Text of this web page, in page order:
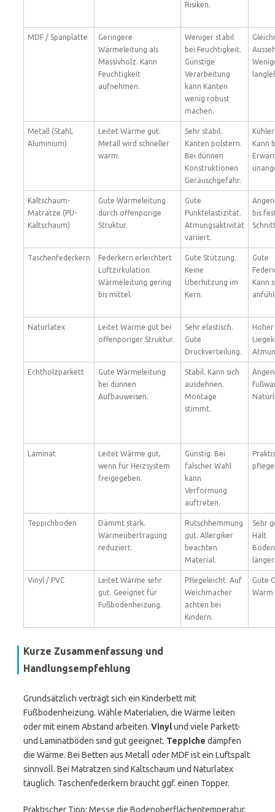
Risiken.
MDF / Spanplatte
Geringere
Wärmeleitung als
Massivholz. Kann
Feuchtigkeit
aufnehmen.
Weniger stabil
bei Feuchtigkeit.
Günstige
Verarbeitung
kann Kanten
wenig robust
machen.
Metall (Stahl,
Aluminium)
Leitet Wärme gut.
Metall wird schneller
warm.
Sehr stabil.
Kanten polstern.
Bei dünnen
Konstruktionen
Geräuschgefahr.
Kann
Kaltschaum-
Matratze (PU-
Kaltschaum)
Gute Wärmeleitung
durch offenporige
Struktur.
Gute
Punktelastizität.
Atmungsaktivität
variiert.
bis
Taschenfederkern
Federkern erleichtert
Luftzirkulation.
Wärmeleitung gering
bis mittel.
Gute Stützung.
Keine
Überhitzung im
Kern.
Gute
Kann
Naturlatex
Leitet Wärme gut bei
offenporiger Struktur.
Sehr elastisch.
Gute
Druckverteilung.
Hoher
Echtholzparkett
Gute Wärmeleitung
bei dünnen
Aufbauweisen.
Stabil. Kann sich
ausdehnen.
Montage
stimmt.
Laminat
Leitet Wärme gut,
wenn für Heizsystem
freigegeben.
Günstig. Bei
falscher Wahl
kann
Verformung
auftreten.
Teppichboden
Dämmt stark.
Wärmeübertragung
reduziert.
Rutschhemmung
gut. Allergiker
beachten
Material.
Sehr
Hält
länger.
Vinyl / PVC
Leitet Wärme sehr
gut. Geeignet für
Fußbodenheizung.
Pflegeleicht. Auf
Weichmacher
achten bei
Kindern.
Gute
Warm
Kurze Zusammenfassung und
Handlungsempfehlung
Grundsätzlich verträgt sich ein Kinderbett mit
Fußbodenheizung. Wähle Materialien, die Wärme leiten
oder mit einem Abstand arbeiten. Vinylund viele Parkett-
und Laminatböden sind gut geeignet. Teppiche dämpfen
die Wärme. Bei Betten aus Metall oder MDF ist ein Luftspalt
sinnvoll. Bei Matratzen sind Kaltschaum und Naturlatex
tauglich. Taschenfederkern braucht ggf. einen Topper.
Praktischer Tipp: Messe die Bodenoberflächentemperatur.